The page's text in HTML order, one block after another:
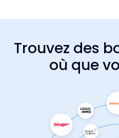
Trouvez des
où que